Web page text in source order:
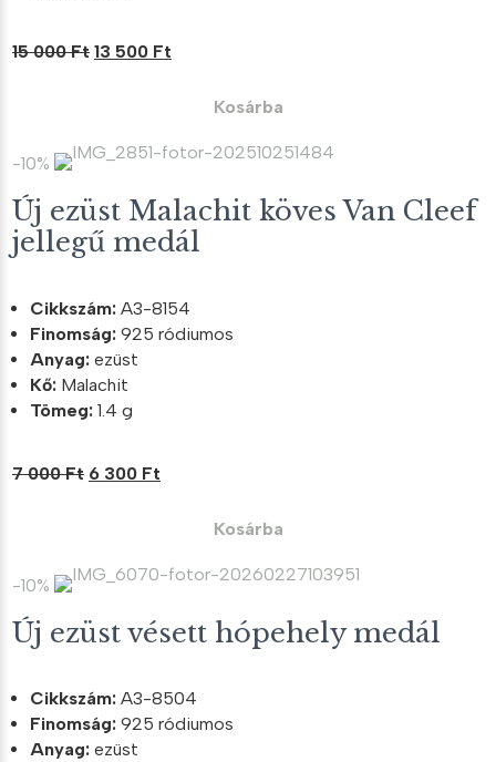
15 000Ft Original
000 Ft.
13 500 Ft
500 Ft.
Kosárba
-10%
Új ezüst Malachit köves Van Cleef
jellegű medál
Cikkszám: A3-8154
Finomság: 925 ródiumos
Anyag: ezüst
Kő: Malachit
Tömeg: 1.4 g
7 000Ft Original
000 Ft.
6 300 Ft
300 Ft.
Kosárba
-10%
Új ezüst vésett hópehely medál
Cikkszám: A3-8504
Finomság: 925 ródiumos
Anyag: ezüst